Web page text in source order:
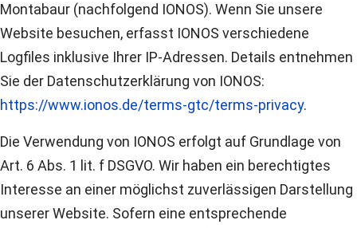
Montabaur (nachfolgend IONOS). Wenn Sie unsere
Website besuchen, erfasst IONOS verschiedene
Logfiles inklusive Ihrer IP-Adressen. Details entnehmen
Sie der Datenschutzerklärung von IONOS:
https://www.ionos.de/terms-gtc/terms-privacy.
Die Verwendung von IONOS erfolgt auf Grundlage von
Art. 6 Abs. 1 lit. f DSGVO. Wir haben ein berechtigtes
Interesse an einer möglichst zuverlässigen Darstellung
unserer Website. Sofern eine entsprechende